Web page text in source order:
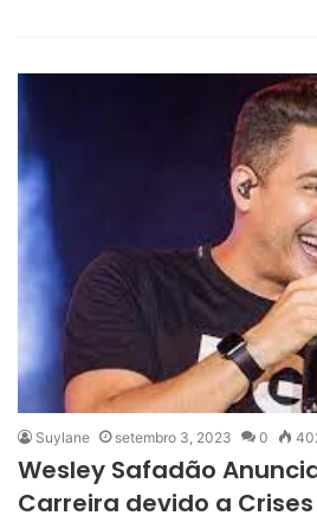
Suylane setembro 3, 2023 0
Wesley Safadão
Carreira devido a